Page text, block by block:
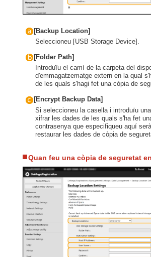
[Backup Location]
Seleccioneu [USB Storage Device].
[Folder Path]
Introduïu el camí de la carpeta del
d'emmagatzematge extern en la qual
de les quals s'hagi fet una còpia de
[Encrypt Backup Data]
Si seleccioneu la casella i introduïu
xifrar les dades de les quals s'ha fet
contrasenya que especifiqueu aquí
restaurar les dades de còpia de
Quan feu una còpia de seguretat